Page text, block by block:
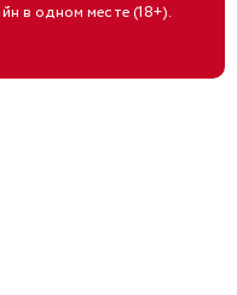
в одном месте (18+).